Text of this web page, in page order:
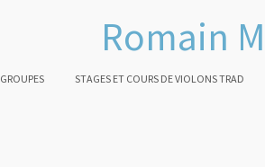
Romain
GROUPES STAGES ET COURS DE VIOLONS TRAD